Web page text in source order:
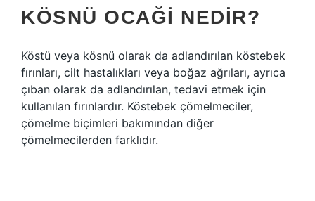
KÖSNÜ OCAĞI NEDIR?
Köstü veya kösnü olarak da adlandırılan köstebek
fırınları, cilt hastalıkları veya boğaz ağrıları, ayrıca
çıban olarak da adlandırılan, tedavi etmek için
kullanılan fırınlardır. Köstebek çömelmeciler,
çömelme biçimleri bakımından diğer
çömelmecilerden farklıdır.